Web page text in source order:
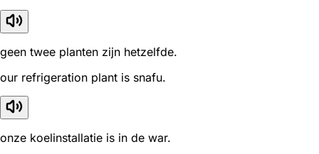
geen twee planten zijn hetzelfde.
our refrigeration plant is snafu.
onze koelinstallatie is in de war.